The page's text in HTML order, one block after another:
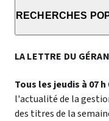
RECHERCHES
LA LETTRE DU
Tous les jeudis à 07 h
l'actualité de la
des titres de la